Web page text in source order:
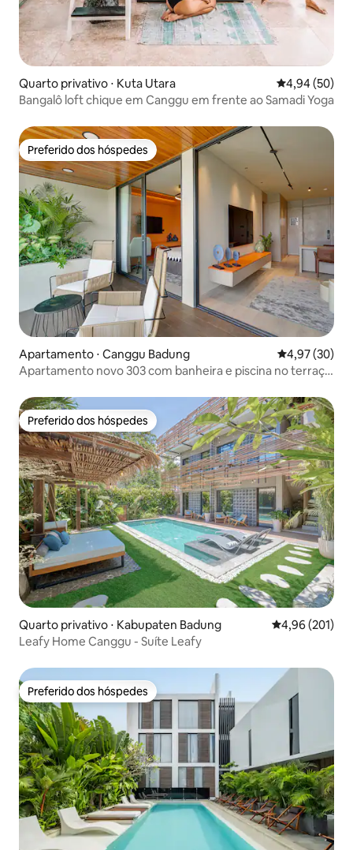
Quarto privativo ⋅ Kuta Utara 4,94 de uma
4,94 (50)
Bangalô loft chique em Canggu em frente ao Samadi Yoga
Preferido dos hóspedes
Preferido dos hóspedes
Apartamento ⋅ Canggu Badung 4,97 de uma
4,97 (30)
Apartamento novo 303 com banheira e piscina no terraço
Preferido dos hóspedes
Preferido dos hóspedes
Quarto privativo ⋅ Kabupaten Badung 4,96 de uma
4,96 (201)
Leafy Home Canggu - Suíte Leafy
Preferido dos hóspedes
Preferido dos hóspedes